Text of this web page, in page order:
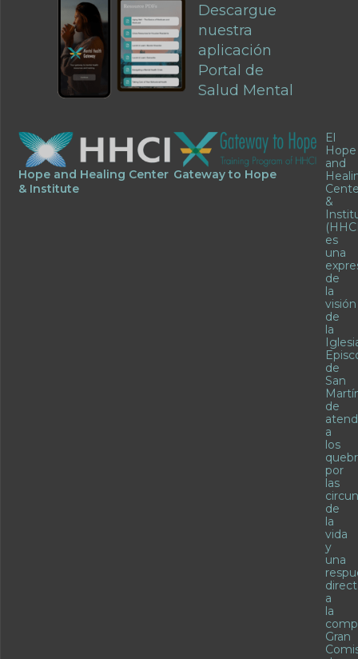
Descargue
nuestra
aplicación
Portal de
Salud Mental
Hope and Healing Center
& Institute
Gateway to Hope
El
Hope
and
&
es
una
de
la
visión
de
la
de
San
de
a
los
por
las
de
la
vida
y
una
a
la
Gran